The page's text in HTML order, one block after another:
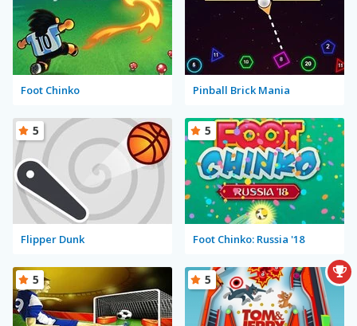
Foot Chinko Pinball Brick Mania
Flipper Dunk
5
Foot Chinko: Russia '18
5
5 5